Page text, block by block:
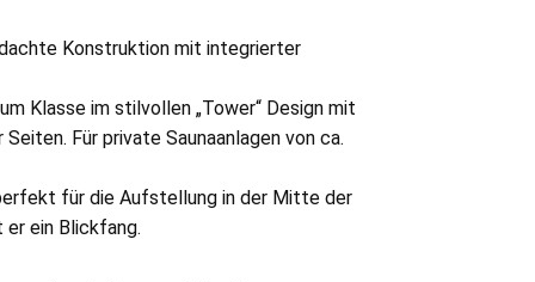
Konstruktion mit integrierter
Klasse im stilvollen „Tower“ Design mit
Für private Saunaanlagen von ca.
für die Aufstellung in der Mitte der
er ein Blickfang.